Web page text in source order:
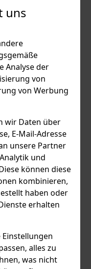
uns
Analyse der
von
von Werbung
wir Daten über
E-Mail-Adresse
unsere Partner
und
können diese
kombinieren,
haben oder
erhalten
alles zu
was nicht